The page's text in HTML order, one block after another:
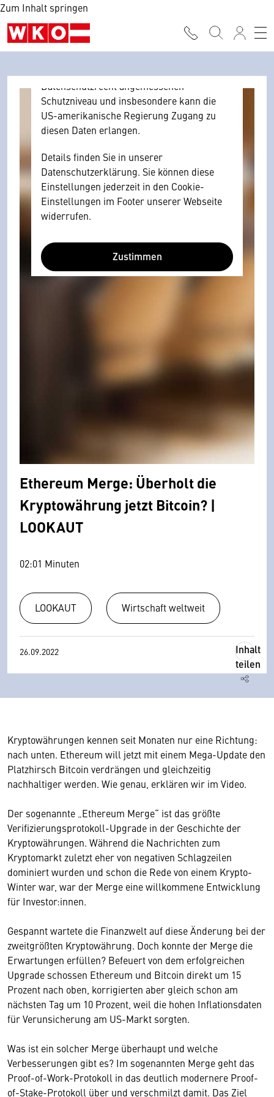
Zum Inhalt springen
Browser personenbezogene technische
Daten zu Geräten und Nutzerverhalten
mitunter mit US-amerikanischen Anbietern
Datenschutzrecht angemessenen
Schutzniveau und insbesondere kann die
US-amerikanische Regierung Zugang zu
diesen Daten erlangen.
Details finden Sie in unserer
Datenschutzerklärung. Sie können diese
Einstellungen jederzeit in den Cookie-
Einstellungen im Footer unserer Webseite
widerrufen.
Zustimmen
Ethereum Merge: Überholt die
Kryptowährung jetzt Bitcoin? |
LOOKAUT
02:01 Minuten
LOOKAUT Wirtschaft weltweit
26.09.2022
Inhalt
teilen
Kryptowährungen kennen seit Monaten nur eine Richtung:
nach unten. Ethereum will jetzt mit einem Mega-Update den
Platzhirsch Bitcoin verdrängen und gleichzeitig
nachhaltiger werden. Wie genau, erklären wir im Video.
Der sogenannte „Ethereum Merge“ ist das größte
Verifizierungsprotokoll-Upgrade in der Geschichte der
Kryptowährungen. Während die Nachrichten zum
Kryptomarkt zuletzt eher von negativen Schlagzeilen
dominiert wurden und schon die Rede von einem Krypto-
Winter war, war der Merge eine willkommene Entwicklung
für Investor:innen.
Gespannt wartete die Finanzwelt auf diese Änderung bei der
zweitgrößten Kryptowährung. Doch konnte der Merge die
Erwartungen erfüllen? Befeuert von dem erfolgreichen
Upgrade schossen Ethereum und Bitcoin direkt um 15
Prozent nach oben, korrigierten aber gleich schon am
nächsten Tag um 10 Prozent, weil die hohen Inflationsdaten
für Verunsicherung am US-Markt sorgten.
Was ist ein solcher Merge überhaupt und welche
Verbesserungen gibt es? Im sogenannten Merge geht das
Proof-of-Work-Protokoll in das deutlich modernere Proof-
of-Stake-Protokoll über und verschmilzt damit. Das Ziel